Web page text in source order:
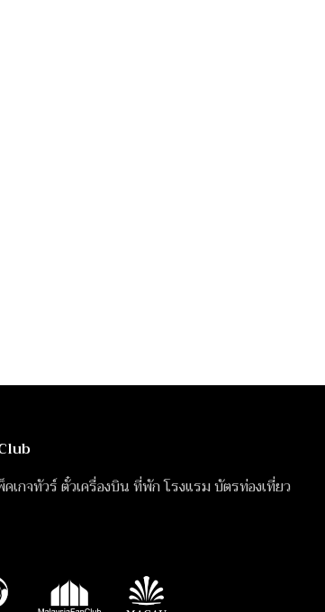
เกจทัวร์ ตั๋วเครื่องบิน ที่พัก โรงแรม บัตรท่องเที่ยว